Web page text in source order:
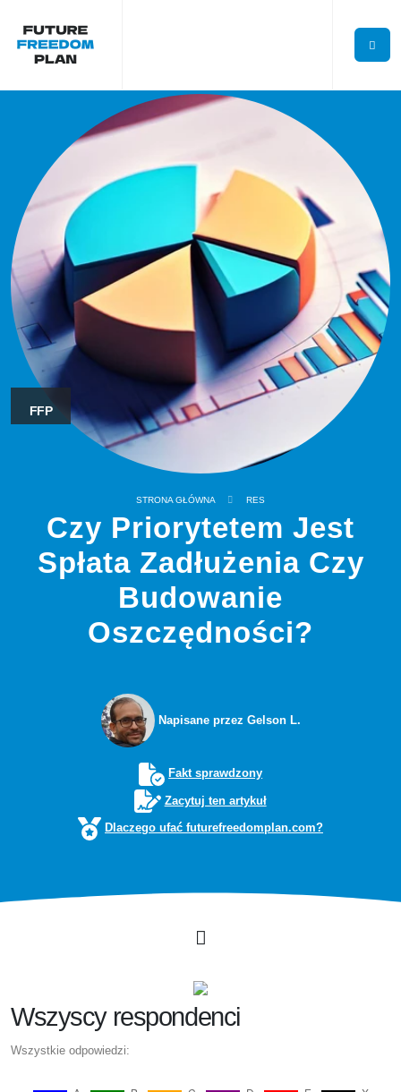
FFP
STRONA GŁÓWNA RES
Czy Priorytetem Jest
Spłata Zadłużenia Czy
Budowanie
Oszczędności?
Napisane przez Gelson L.
Fakt sprawdzony
Zacytuj ten artykuł
Dlaczego ufać futurefreedomplan.com?
Wszyscy respondenci
Wszystkie odpowiedzi: